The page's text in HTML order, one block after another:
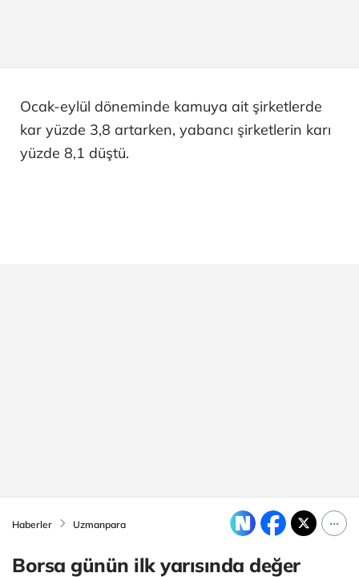
Ocak-eylül döneminde kamuya ait şirketlerde
kar yüzde 3,8 artarken, yabancı şirketlerin karı
yüzde 8,1 düştü.
Haberler Uzmanpara
Borsa günün ilk yarısında değer